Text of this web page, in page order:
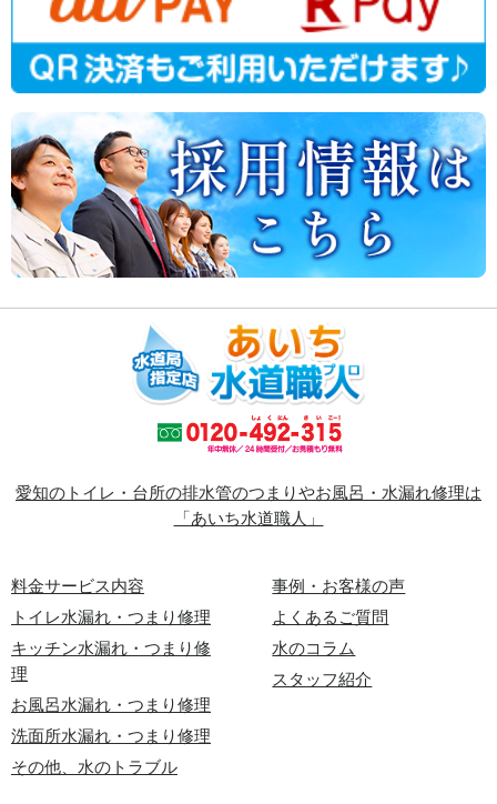
愛知のトイレ・台所の排水管のつまりやお風呂・水漏れ修理は
「あいち水道職人」
料金サービス内容
トイレ水漏れ・つまり修理
キッチン水漏れ・つまり修
理
お風呂水漏れ・つまり修理
洗面所水漏れ・つまり修理
その他、水のトラブル
事例・お客様の声
よくあるご質問
水のコラム
スタッフ紹介